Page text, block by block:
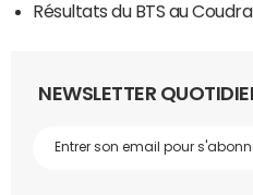
Résultats du BTS au
NEWSLETTER